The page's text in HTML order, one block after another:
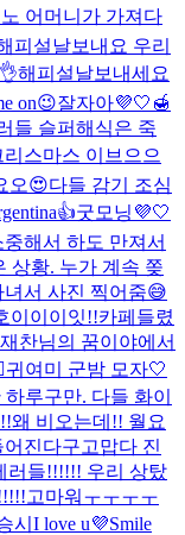
어머니가 가져다
피설날보내요 우리
해피설날보내세요
on😉잘자아💜🤍🍯
들 슬퍼해 식은 죽
리스마스 이브으으
오😍다들 감기 조심
굿모닝💜🤍
중해서 하도 만져서
상황. 누가 계속 쫒
서 사진 찍어줌😅
이이이잇!!카페들렸
재찬님의 꿈이야에서
귀여미 군밤 모자🤍
하루구만. 다들 화이
왜 비오는데!! 월요
어진다구고맙다 진
러들!!!!!! 우리 상탔
고마워ㅜㅜㅜㅜ
시 I love u💜Smile